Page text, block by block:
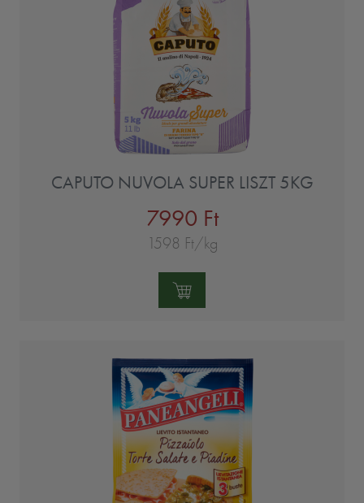
CAPUTO NUVOLA SUPER LISZT 5KG
7990 Ft
1598 Ft/kg
Mennyiség: